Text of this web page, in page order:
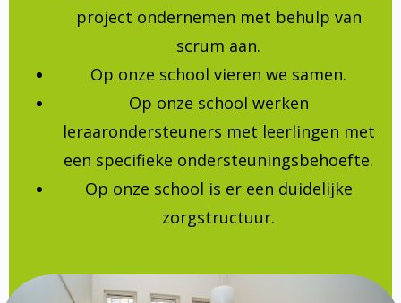
project ondernemen met behulp van
scrum aan.
Op onze school vieren we samen.
Op onze school werken
leraarondersteuners met leerlingen met
een specifieke ondersteuningsbehoefte.
Op onze school is er een duidelijke
zorgstructuur.